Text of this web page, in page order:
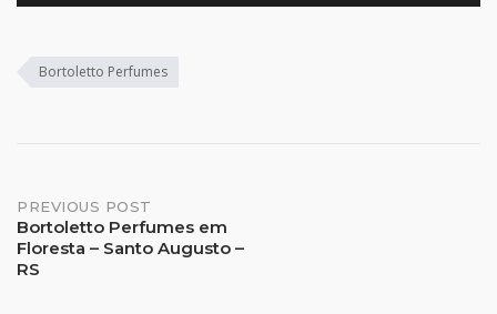
Bortoletto Perfumes
Post
navigation
PREVIOUS POST
Bortoletto Perfumes em
Floresta – Santo Augusto –
RS